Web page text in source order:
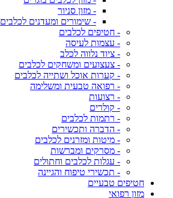
- מזון סניור
- שימורים ומעדנים לכלבים
- חטיפים לכלבים
- עצמות לעיסה
- ציוד נלווה לכלב
- צעצועים ומשחקים לכלבים
- קערות אוכל ושתייה לכלבים
- רפואה טבעית ומשלימה
- רצועות
- קולרים
- רתמות לכלבים
- הדברה ותכשירים
- מיטות ומזרנים לכלבים
- מסרקים ומברשות
- עגלות לכלבים וחתולים
- תכשירי טיפוח והגיינה
חטיפים טבעיים
מזון רפואי